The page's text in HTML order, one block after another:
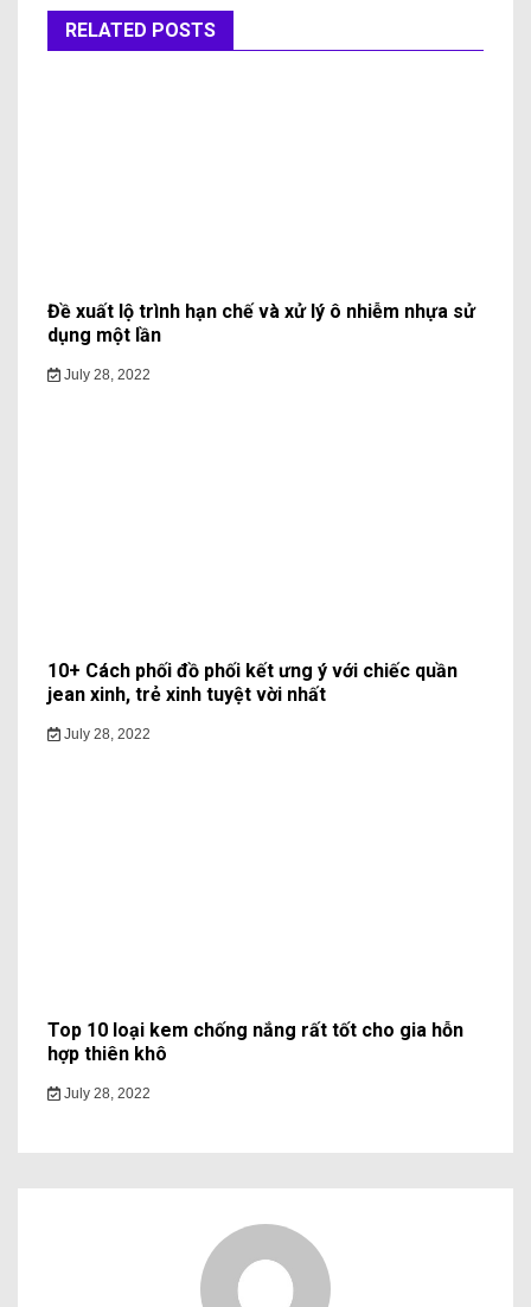
RELATED POSTS
Đề xuất lộ trình hạn chế và xử lý ô nhiễm nhựa sử
dụng một lần
July 28, 2022
10+ Cách phối đồ phối kết ưng ý với chiếc quần
jean xinh, trẻ xinh tuyệt vời nhất
July 28, 2022
Top 10 loại kem chống nắng rất tốt cho gia hỗn
hợp thiên khô
July 28, 2022